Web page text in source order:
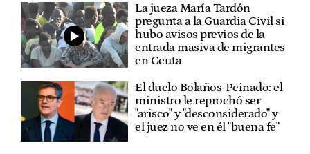
La jueza María Tardón
pregunta a la Guardia Civil si
hubo avisos previos de la
entrada masiva de migrantes
en Ceuta
El duelo Bolaños-Peinado: el
ministro le reprochó ser
"arisco" y "desconsiderado" y
el juez no ve en él "buena fe"